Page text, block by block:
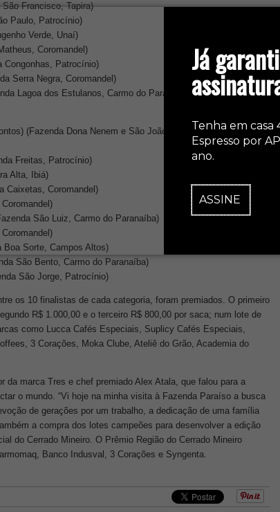
Já
Tenha em casa
Espresso por
ano.
ASSINE
Francisco, Tapira)
Paulo, Patrocínio)
Verde, Unaí)
Coromandel)
Congonhas, Patrocínio)
Serra Negra, Coromandel)
Lagoa dos Estulanos, Carmo do Paranaíba)
(Fazenda Dona Nenem e São João Grande, Presidente
Freitas, Patrocínio)
Alta, Ibiá)
Caixetas, Coromandel)
São Luiz, Carmo do Paranaíba)
Boa Sorte, Campos Altos)
São Bento, Carmo do Paranaíba)
São Jorge, Patrocínio)
os 10 finalistas de cada categoria, foram premiados. O primeiro
R$ 1.000,00 e o terceiro R$ 800,00 por saca; num lote de
como Lucca Cafés Especiais, Suplicy Cafés Especiais,
3 Corações, Moka Clube, Ateliê do Grão, Academia do
da marca Tres e chef premiado Alex Atala, que falou para a
o mundo. “Vi hoje na minha visita à Fazenda Paraíso a busca
de gerações por um trabalho, a dedicação de uma família
a compra dos lotes campeões para desenvolver a edição
do Cerrado Mineiro. O Prêmio Região do Cerrado Mineiro
Banco Indusval, 3 Corações e Syngenta.